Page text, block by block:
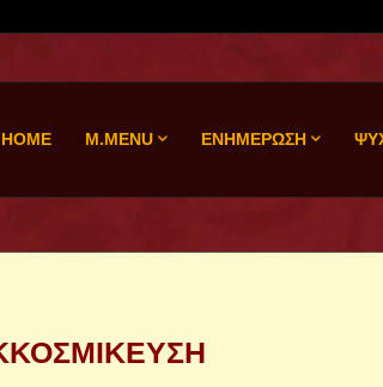
HOME M.MENU ΕΝΗΜΕΡΩΣΗ